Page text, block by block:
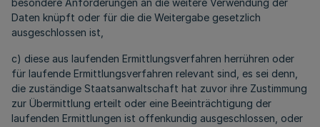
besondere Anforderungen an die weitere Verwendung der
Daten knüpft oder für die die Weitergabe gesetzlich
ausgeschlossen ist,
c) diese aus laufenden Ermittlungsverfahren herrühren oder
für laufende Ermittlungsverfahren relevant sind, es sei denn,
die zuständige Staatsanwaltschaft hat zuvor ihre Zustimmung
zur Übermittlung erteilt oder eine Beeinträchtigung der
laufenden Ermittlungen ist offenkundig ausgeschlossen, oder